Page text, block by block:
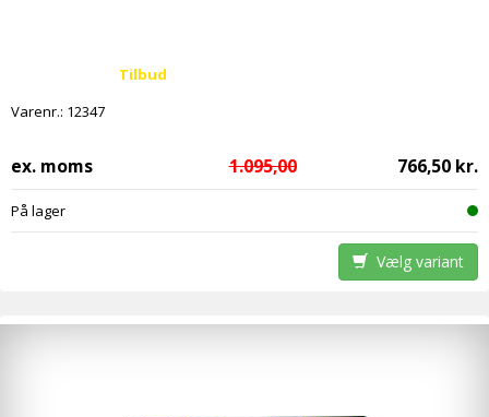
Tilbud
Varenr.: 12347
ex. moms 1.095,00 766,50 kr.
På lager
Vælg variant